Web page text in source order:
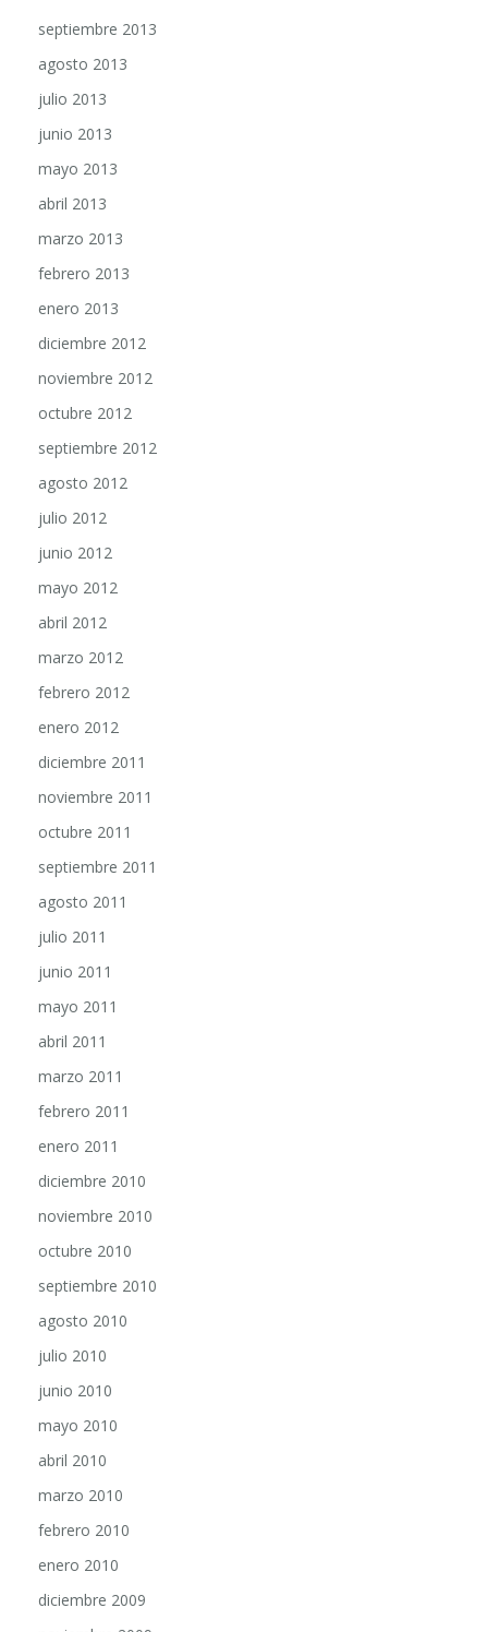
agosto 2013
julio 2013
junio 2013
mayo 2013
abril 2013
marzo 2013
febrero 2013
enero 2013
diciembre 2012
noviembre 2012
octubre 2012
septiembre 2012
agosto 2012
julio 2012
junio 2012
mayo 2012
abril 2012
marzo 2012
febrero 2012
enero 2012
diciembre 2011
noviembre 2011
octubre 2011
septiembre 2011
agosto 2011
julio 2011
junio 2011
mayo 2011
abril 2011
marzo 2011
febrero 2011
enero 2011
diciembre 2010
noviembre 2010
octubre 2010
septiembre 2010
agosto 2010
julio 2010
junio 2010
mayo 2010
abril 2010
marzo 2010
febrero 2010
enero 2010
diciembre 2009
noviembre 2009